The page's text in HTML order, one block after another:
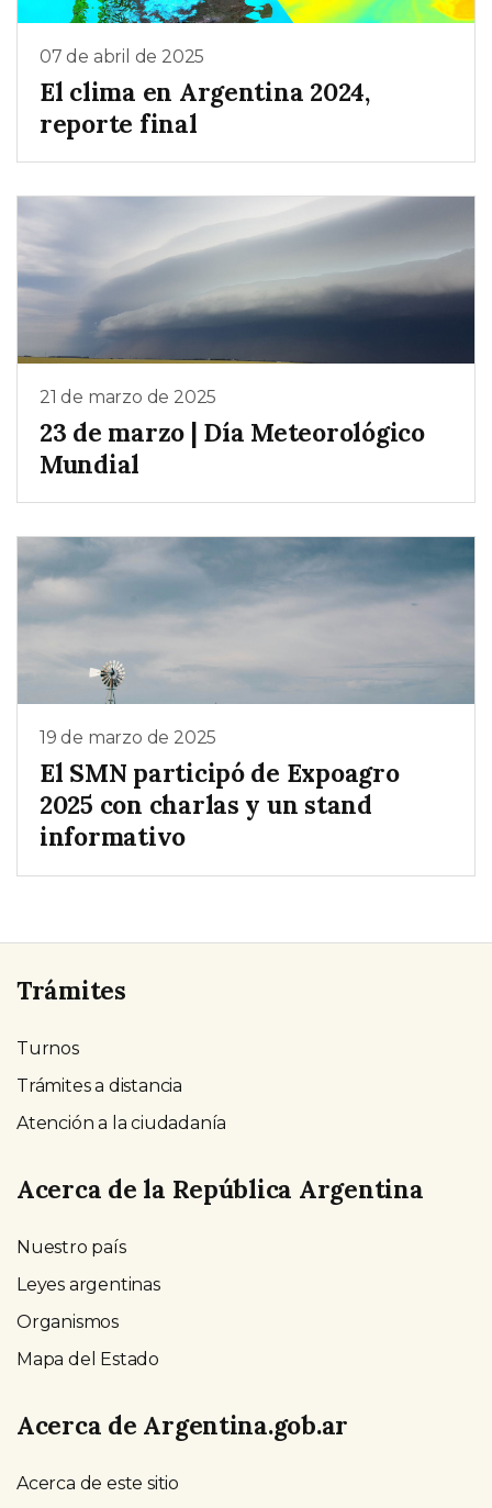
07 de abril de 2025
El clima en Argentina 2024,
reporte final
21 de marzo de 2025
23 de marzo | Día Meteorológico
Mundial
19 de marzo de 2025
El SMN participó de Expoagro
2025 con charlas y un stand
informativo
Trámites
Turnos
Trámites a distancia
Atención a la ciudadanía
Acerca de la República Argentina
Nuestro país
Leyes argentinas
Organismos
Mapa del Estado
Acerca de Argentina.gob.ar
Acerca de este sitio